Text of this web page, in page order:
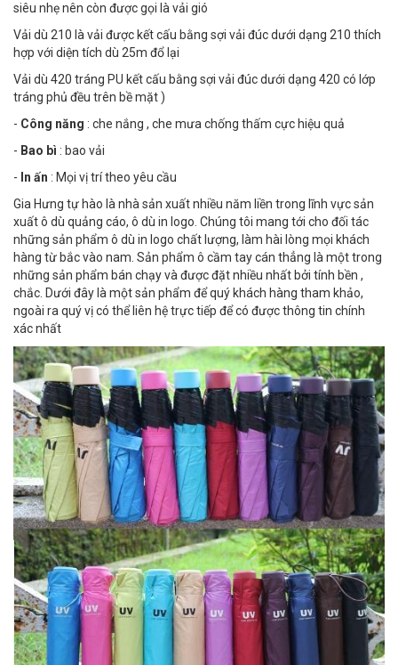
siêu nhẹ nên còn được gọi là vải gió
Vải dù 210 là vải được kết cấu bằng sợi vải đúc dưới dạng 210 thích
hợp với diện tích dù 25m đổ lại
Vải dù 420 tráng PU kết cấu bằng sợi vải đúc dưới dạng 420 có lớp
tráng phủ đều trên bề mặt )
- Công năng : che nắng , che mưa chống thấm cực hiệu quả
- Bao bì : bao vải
- In ấn : Mọi vị trí theo yêu cầu
Gia Hưng tự hào là nhà sản xuất nhiều năm liền trong lĩnh vực sản
xuất ô dù quảng cáo, ô dù in logo. Chúng tôi mang tới cho đối tác
những sản phẩm ô dù in logo chất lượng, làm hài lòng mọi khách
hàng từ bắc vào nam. Sản phẩm ô cầm tay cán thẳng là một trong
những sản phẩm bán chạy và được đặt nhiều nhất bởi tính bền ,
chắc. Dưới đây là một sản phẩm để quý khách hàng tham khảo,
ngoài ra quý vị có thể liên hệ trực tiếp để có được thông tin chính
xác nhất